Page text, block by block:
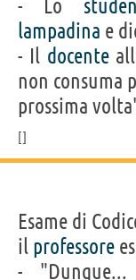
- Lo
lampadina e
- Il docente
non consuma
prossima
Esame di
il professore
-